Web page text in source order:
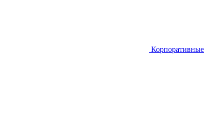
Корпоративные